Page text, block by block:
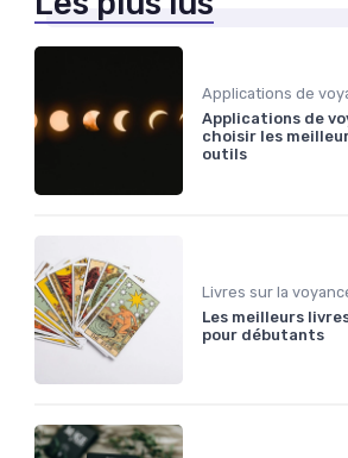
Applications de
Applications de
choisir les
outils
Livres sur la
Les meilleurs
pour débutants